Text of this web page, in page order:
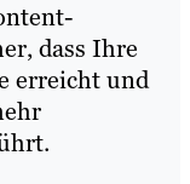
dass Ihre
erreicht und